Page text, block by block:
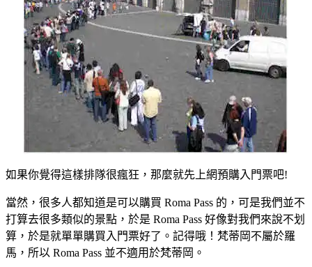
如果你覺得這樣排隊很瘋狂，那麼就先上網預購入門票吧!
當然，很多人都知道是可以購買 Roma Pass 的，可是我們並不
打算去很多類似的景點，於是 Roma Pass 好像對我們來說不划
算，於是就單單購買入門票好了。記得哦！梵蒂岡不屬於羅
馬，所以 Roma Pass 並不適用於梵蒂岡。